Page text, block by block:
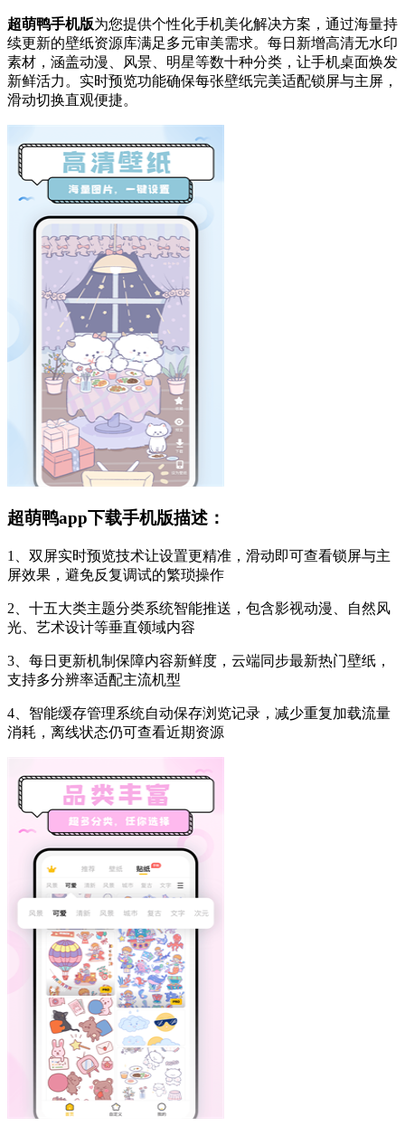
超萌鸭手机版为您提供个性化手机美化解决方案，通过海量持
续更新的壁纸资源库满足多元审美需求。每日新增高清无水印
素材，涵盖动漫、风景、明星等数十种分类，让手机桌面焕发
新鲜活力。实时预览功能确保每张壁纸完美适配锁屏与主屏，
滑动切换直观便捷。
超萌鸭app下载手机版描述：
1、双屏实时预览技术让设置更精准，滑动即可查看锁屏与主
屏效果，避免反复调试的繁琐操作
2、十五大类主题分类系统智能推送，包含影视动漫、自然风
光、艺术设计等垂直领域内容
3、每日更新机制保障内容新鲜度，云端同步最新热门壁纸，
支持多分辨率适配主流机型
4、智能缓存管理系统自动保存浏览记录，减少重复加载流量
消耗，离线状态仍可查看近期资源